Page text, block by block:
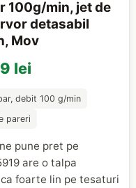
100g/min, jet de
detasabil
Mov
lei
debit 100 g/min
pareri
pune pret pe
are o talpa
foarte lin pe tesaturi